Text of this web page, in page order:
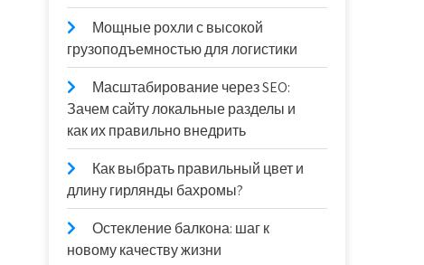
Мощные рохли с высокой
грузоподъемностью для логистики
Масштабирование через SEO:
Зачем сайту локальные разделы и
как их правильно внедрить
Как выбрать правильный цвет и
длину гирлянды бахромы?
Остекление балкона: шаг к
новому качеству жизни